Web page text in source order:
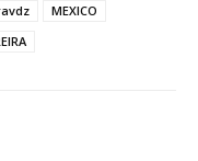
MEXICO